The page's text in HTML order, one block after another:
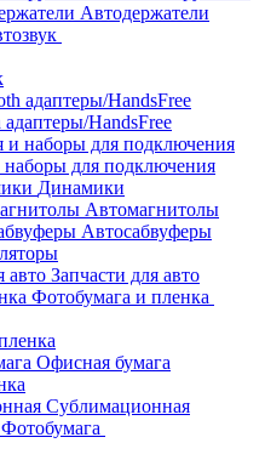
Автодержатели
HandsFree
наборы для подключения
Динамики
Автомагнитолы
Автосабвуферы
Запчасти для авто
Фотобумага и пленка
Офисная бумага
Сублимационная
Фотобумага